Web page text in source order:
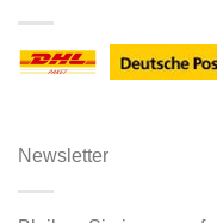
Newsletter